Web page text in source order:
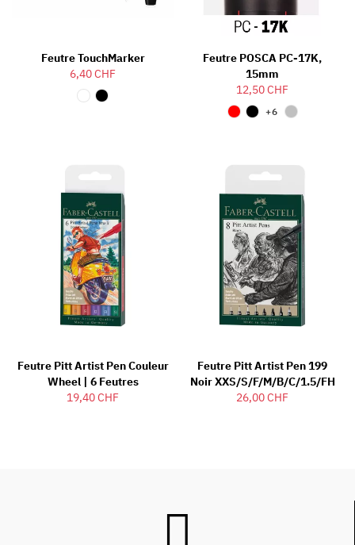
Feutre TouchMarker
6,40 CHF
Feutre POSCA PC-17K,
15mm
12,50 CHF
+6
Feutre Pitt Artist Pen Couleur
Wheel | 6 Feutres
19,40 CHF
Feutre Pitt Artist Pen 199
Noir XXS/S/F/M/B/C/1.5/FH
26,00 CHF